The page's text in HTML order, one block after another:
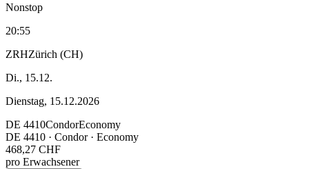
Nonstop
20:55
ZRHZürich (CH)
Di., 15.12.
Dienstag, 15.12.2026
DE 4410CondorEconomy
DE 4410 · Condor· Economy
468,27 CHF
pro Erwachsener